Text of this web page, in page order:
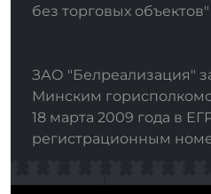
без торговых объектов"
ЗАО "Белреализация"
Минским
18 марта 2009 года в
регистрационным